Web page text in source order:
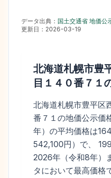
データ出典： 国土交通省 地価公
更新日： 2026-03-19
北海道札幌市豊
目１４０番７１
北海道札幌市豊平区
番７１の地価公示価
年）の平均価格は
542,100円）で、
2026年（令和8年）
タにおいて最高価格